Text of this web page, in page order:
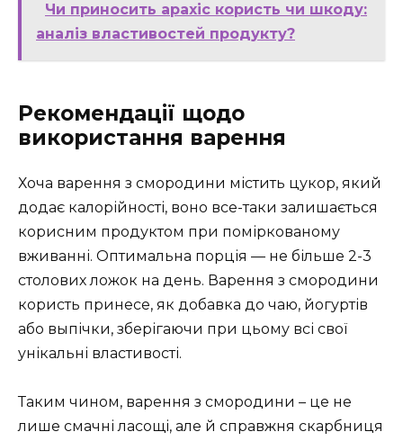
Чи приносить арахіс користь чи шкоду:
аналіз властивостей продукту?
Рекомендації щодо
використання варення
Хоча варення з смородини містить цукор, який
додає калорійності, воно все-таки залишається
корисним продуктом при поміркованому
вживанні. Оптимальна порція — не більше 2-3
столових ложок на день. Варення з смородини
користь принесе, як добавка до чаю, йогуртів
або выпічки, зберігаючи при цьому всі свої
унікальні властивості.
Таким чином, варення з смородини – це не
лише смачні ласощі, але й справжня скарбниця